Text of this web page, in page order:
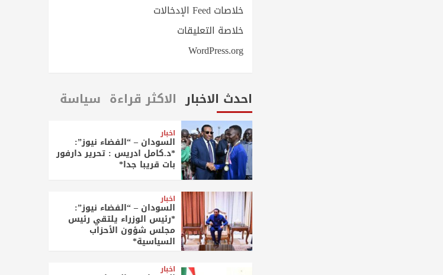
خلاصات Feed الإدخالات
خلاصة التعليقات
WordPress.org
احدث الاخبار الاكثر قراءة سياسة
اخبار
السودان – “الفضاء نيوز”:
*د.كامل ادريس : تحرير دارفور
بات قريبا جدا*
اخبار
السودان – “الفضاء نيوز”:
*رئيس الوزراء يلتقي رئيس
مجلس شؤون الأحزاب
السياسية*
اخبار